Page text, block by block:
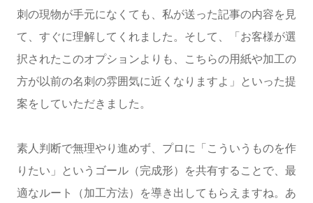
刺の現物が手元になくても、私が送った記事の内容を見
て、すぐに理解してくれました。そして、「お客様が選
択されたこのオプションよりも、こちらの用紙や加工の
方が以前の名刺の雰囲気に近くなりますよ」といった提
案をしていただきました。
素人判断で無理やり進めず、プロに「こういうものを作
りたい」というゴール（完成形）を共有することで、最
適なルート（加工方法）を導き出してもらえますね。あ